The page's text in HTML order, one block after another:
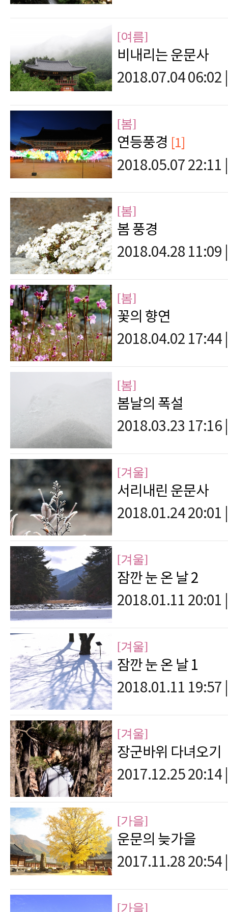
[여름]
비내리는 운문사
2018.07.04 06:02
[봄]
연등풍경 [1]
2018.05.07 22:11
[봄]
봄 풍경
2018.04.28 11:09
[봄]
꽃의 향연
2018.04.02 17:44
[봄]
봄날의 폭설
2018.03.23 17:16
[겨울]
서리내린 운문사
2018.01.24 20:01
[겨울]
잠깐 눈 온 날 2
2018.01.11 20:01
[겨울]
잠깐 눈 온 날 1
2018.01.11 19:57
[겨울]
장군바위 다녀오기
2017.12.25 20:14
[가을]
운문의 늦가을
2017.11.28 20:54
[가을]